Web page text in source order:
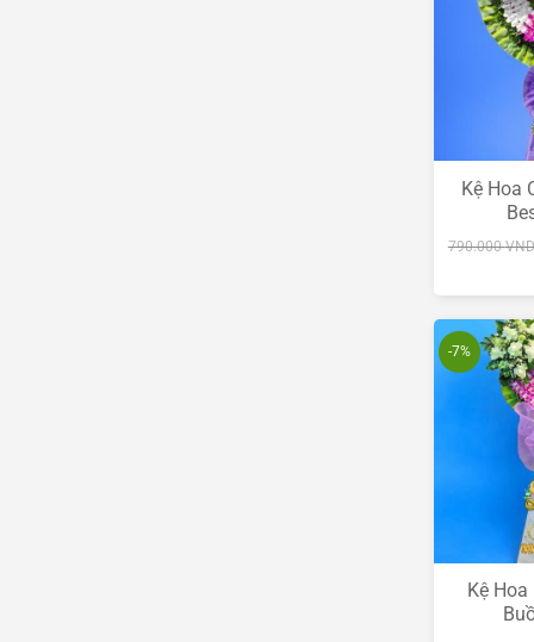
Kệ Hoa
790.000VND
-7%
Kệ